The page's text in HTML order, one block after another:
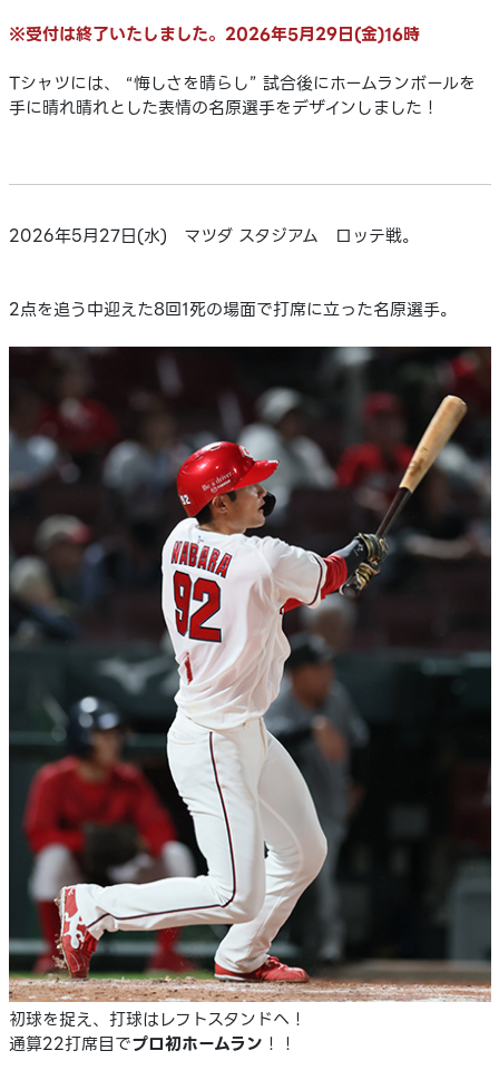
※受付は終了いたしました。2026年5月29日(金)16時
Tシャツには、 “悔しさを晴らし” 試合後にホームランボールを
手に晴れ晴れとした表情の名原選手をデザインしました！
2026年5月27日(水) マツダ スタジアム ロッテ戦。
2点を追う中迎えた8回1死の場面で打席に立った名原選手。
初球を捉え、打球はレフトスタンドへ！
通算22打席目でプロ初ホームラン ！！